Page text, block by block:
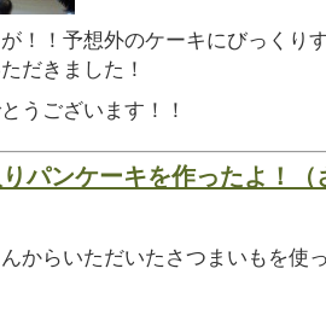
！！予想外のケーキにびっくり
だきました！
うございます！！
パンケーキを作ったよ！（
からいただいたさつまいもを使